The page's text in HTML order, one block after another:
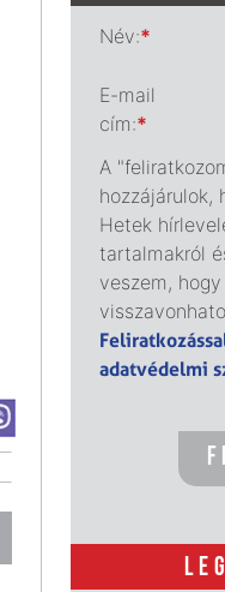
Név:*
E-mail
cím:*
A
hozzájárulok,
Hetek
tartalmakról
veszem,
adatvédelmi